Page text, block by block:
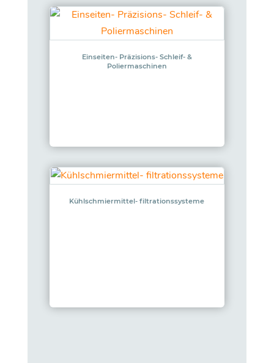
Einseiten- Präzisions- Schleif- &
Poliermaschinen
Kühlschmiermittel- filtrationssysteme